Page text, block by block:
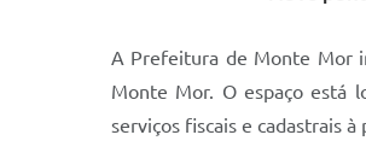
A Prefeitura de Monte Mor
Monte Mor. O espaço está
serviços fiscais e cadastrais à